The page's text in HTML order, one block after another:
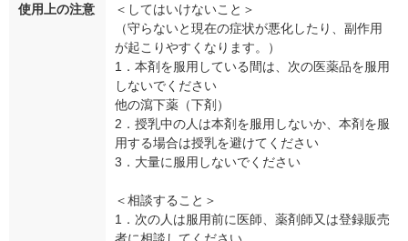
使用上の注意
＜してはいけないこと＞
（守らないと現在の症状が悪化したり、副作用
が起こりやすくなります。）
1．本剤を服用している間は、次の医薬品を服用
しないでください
他の瀉下薬（下剤）
2．授乳中の人は本剤を服用しないか、本剤を服
用する場合は授乳を避けてください
3．大量に服用しないでください
＜相談すること＞
1．次の人は服用前に医師、薬剤師又は登録販売